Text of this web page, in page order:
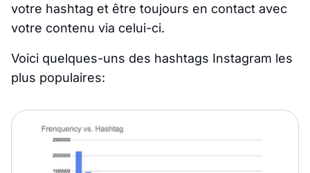
votre hashtag et être toujours en contact avec
votre contenu via celui-ci.
Voici quelques-uns des hashtags Instagram les
plus populaires: